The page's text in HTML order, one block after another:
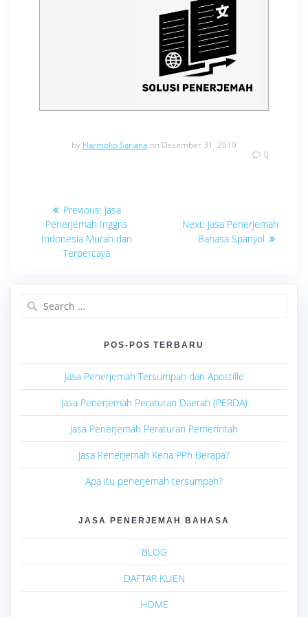
by Harmoko Sarjana on Desember 31, 2019
0
Navigasi
pos
Previous: Previous
post:
Jasa
Penerjemah Inggris
Indonesia Murah dan
Terpercaya
Next: Next
post:
Jasa Penerjemah
Bahasa Spanyol
POS-POS TERBARU
Jasa Penerjemah Tersumpah dan Apostille
Jasa Penerjemah Peraturan Daerah (PERDA)
Jasa Penerjemah Peraturan Pemerintah
Jasa Penerjemah Kena PPh Berapa?
Apa itu penerjemah tersumpah?
JASA PENERJEMAH BAHASA
BLOG
DAFTAR KLIEN
HOME